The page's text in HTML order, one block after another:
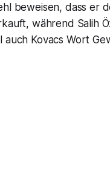
beweisen, dass er
während Salih
Kovacs Wort